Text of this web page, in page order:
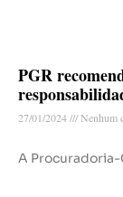
PGR
27/01/2024 Nenhum
A